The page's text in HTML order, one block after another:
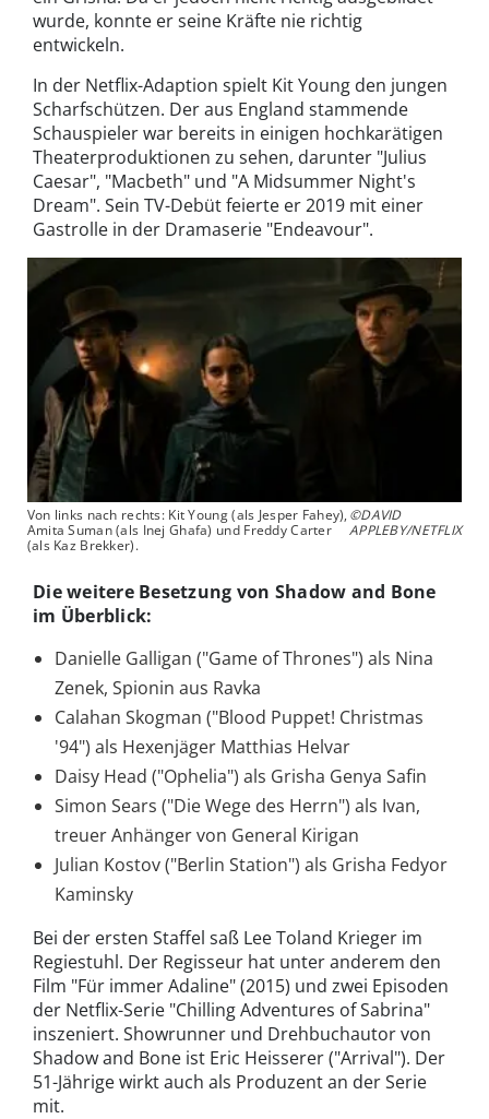
wurde, konnte er seine Kräfte nie richtig
entwickeln.
In der Netflix-Adaption spielt Kit Young den jungen
Scharfschützen. Der aus England stammende
Schauspieler war bereits in einigen hochkarätigen
Theaterproduktionen zu sehen, darunter "Julius
Caesar", "Macbeth" und "A Midsummer Night's
Dream". Sein TV-Debüt feierte er 2019 mit einer
Gastrolle in der Dramaserie "Endeavour".
Von links nach rechts: Kit Young (als Jesper Fahey),
Amita Suman (als Inej Ghafa) und Freddy Carter
(als Kaz Brekker).
©DAVID
APPLEBY/NETFLIX
Die weitere Besetzung von Shadow and Bone
im Überblick:
Danielle Galligan ("Game of Thrones") als Nina
Zenek, Spionin aus Ravka
Calahan Skogman ("Blood Puppet! Christmas
'94") als Hexenjäger Matthias Helvar
Daisy Head ("Ophelia") als Grisha Genya Safin
Simon Sears ("Die Wege des Herrn") als Ivan,
treuer Anhänger von General Kirigan
Julian Kostov ("Berlin Station") als Grisha Fedyor
Kaminsky
Bei der ersten Staffel saß Lee Toland Krieger im
Regiestuhl. Der Regisseur hat unter anderem den
Film "Für immer Adaline" (2015) und zwei Episoden
der Netflix-Serie "Chilling Adventures of Sabrina"
inszeniert. Showrunner und Drehbuchautor von
Shadow and Bone ist Eric Heisserer ("Arrival"). Der
51-Jährige wirkt auch als Produzent an der Serie
mit.